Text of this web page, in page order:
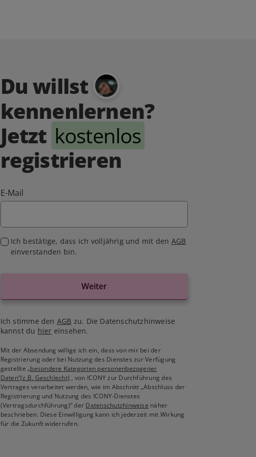
Du willst
kennenlernen?
Jetzt kostenlos
registrieren
E-Mail
Ich bestätige, dass ich volljährig und mit den AGB
einverstanden bin.
Weiter
Ich stimme den AGB zu. Die Datenschutzhinweise
kannst du hier einsehen.
Mit der Absendung willige ich ein, dass von mir bei der
Registrierung oder bei Nutzung des Dienstes zur Verfügung
gestellte„besondere Kategorien personenbezogener
Daten“(z.B. Geschlecht) , von ICONY zur Durchführung des
Vertrages verarbeitet werden, wie im Abschnitt „Abschluss der
Registrierung und Nutzung des ICONY-Dienstes
(Vertragsdurchführung)“ der Datenschutzhinweise näher
beschrieben. Diese Einwilligung kann ich jederzeit mit Wirkung
für die Zukunft widerrufen.